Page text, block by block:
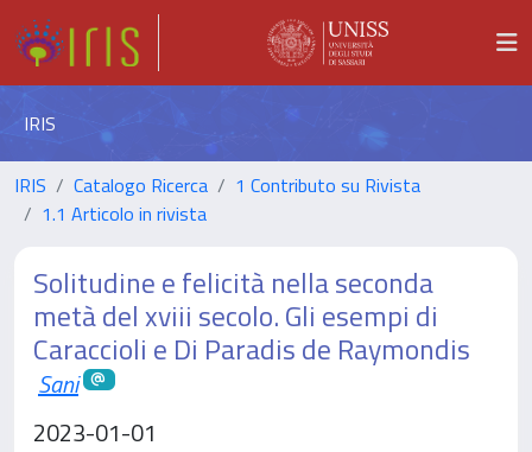
IRIS
IRIS Catalogo Ricerca
1 Contributo su Rivista
1.1 Articolo in rivista
Solitudine e felicità nella seconda
metà del xviii secolo. Gli esempi di
Caraccioli e Di Paradis de Raymondis
Sani
2023-01-01